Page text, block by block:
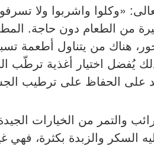
«وكلوا واشربوا ولا
من الطعام دون حاجة.
هناك من يتناول أطعمة
يُفضل اختيار أغذية ترطّب
على الحفاظ على ترطيب
والتمر من الخيارات
السكر والزبدة بكثرة،